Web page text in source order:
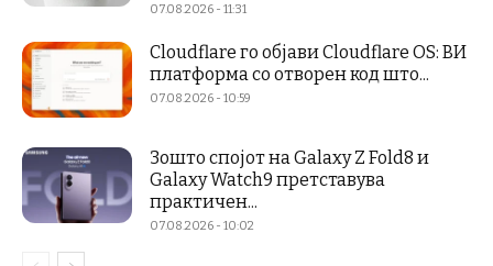
07.08.2026 - 11:31
Cloudflare го објави Cloudflare OS: ВИ
платформа со отворен код што...
07.08.2026 - 10:59
Зошто спојот на Galaxy Z Fold8 и
Galaxy Watch9 претставува
практичен...
07.08.2026 - 10:02